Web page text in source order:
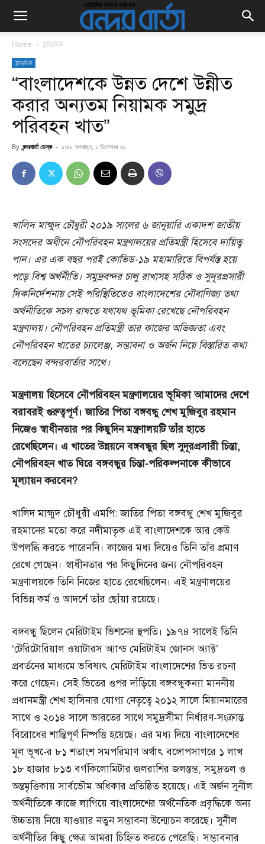
Home ইন্টারভিউ
ইন্টারভিউ
“বাংলাদেশকে উন্নত দেশে উন্নীত
করার অন্যতম নিয়ামক সমুদ্র
পরিবহন খাত”
By বন্দরবার্তা ডেস্ক - ১:৫৮ অপরাহ্ন, ১ ডিসেম্বর ২১
খালিদমাহ্মুদচৌধুরী২০১৯ সালের৬ জানুয়ারি একাদশজাতীয়
সংসদের অধীনেনৌপরিবহনমন্ত্রণালয়েরপ্রতিমন্ত্রীহিসেবেদায়িত্ব
পান। এর একবছর পরইকোভিড-১৯ মহামারিতেবিপর্যস্তহয়ে
পড়েবিশ্বঅর্থনীতি। সমুদ্রবন্দর চালুরাখাসহসঠিকও সুদূরপ্রসারী
দিকনির্দেশনায়সেইপরিস্থিতিতেও বাংলাদেশেরনৌবাণিজ্যতথা
অর্থনীতিকেসচলরাখতেযথাযথ ভূমিকারেখেছেনৌপরিবহন
মন্ত্রণালয়। নৌপরিবহনপ্রতিমন্ত্রীতারকাজের অভিজ্ঞতাএবং
নৌপরিবহনখাতের চ্যালেঞ্জ, সম্ভাবনাও অর্জননিয়েবিস্তারিতকথা
বলেছেনবন্দরবার্তার সাথে।
মন্ত্রণালয়হিসেবেনৌপরিবহনমন্ত্রণালয়েরভূমিকাআমাদেরদেশে
বরাবরইগুরুত্বপূর্ণ।জাতিরপিতাবঙ্গবন্ধুশেখমুজিবুররহমান
নিজেওস্বাধীনতার পরকিছুদিনমন্ত্রণালয়টিতাঁরহাতে
রেখেছিলেন। এ খাতেরউন্নয়নেবঙ্গবন্ধুরছিলসুদূরপ্রসারীচিন্তা,
নৌপরিবহনখাতঘিরেবঙ্গবন্ধুরচিন্তা-পরিকল্পনাকেকীভাবে
মূল্যায়নকরবেন?
খালিদ মাহ্মুদ চৌধুরী এমপি: জাতির পিতা বঙ্গবন্ধু শেখ মুজিবুর
রহমানের মতো করে নদীমাতৃক এই বাংলাদেশকে আর কেউ
উপলব্ধি করতে পারেননি। কাজের মধ্য দিয়েও তিনি তাঁর প্রমাণ
রেখে গেছেন। স্বাধীনতার পর কিছুদিনের জন্য নৌপরিবহন
মন্ত্রণালয়কে তিনি নিজের হাতে রেখেছিলেন। এই মন্ত্রণালয়ের
বিভিন্ন কর্ম ও আদর্শে তাঁর ছোঁয়া রয়েছে।
বঙ্গবন্ধু ছিলেন মেরিটাইম ভিশনের স্থপতি। ১৯৭৪ সালেই তিনি
‘টেরিটোরিয়াল ওয়াটারস অ্যান্ড মেরিটাইম জোনস অ্যাক্ট’
প্রবর্তনের মাধ্যমে ভবিষ্যৎ মেরিটাইম বাংলাদেশের ভিত রচনা
করে গেছেন। সেই ভিতের ওপর দাঁড়িয়ে বঙ্গবন্ধুকন্যা মাননীয়
প্রধানমন্ত্রী শেখ হাসিনার যোগ্য নেতৃত্বে ২০১২ সালে মিয়ানমারের
সাথে ও ২০১৪ সালে ভারতের সাথে সমুদ্রসীমা নির্ধারণ-সংক্রান্ত
বিরোধের শান্তিপূর্ণ নিষ্পত্তি হয়েছে। এর মধ্য দিয়ে বাংলাদেশের
মূল ভূখ-ের ৮১ শতাংশ সমপরিমাণ অর্থাৎ বঙ্গোপসাগরে ১ লাখ
১৮ হাজার ৮১৩ বর্গকিলোমিটার জলরাশির জলস্তম্ভ, সমুদ্রতল ও
অন্তমৃত্তিকায় সার্বভৌম অধিকার প্রতিষ্ঠিত হয়েছে। এই অর্জন সুনীল
অর্থনীতিকে কাজে লাগিয়ে বাংলাদেশের অর্থনৈতিক প্রবৃদ্ধিকে অন্য
উচ্চতায় নিয়ে যাওয়ার নতুন সম্ভাবনা উন্মোচন করেছে। সুনীল
অর্থনীতির কিছু ক্ষেত্র আমরা চিহ্নিত করতে পেরেছি। সম্ভাবনার